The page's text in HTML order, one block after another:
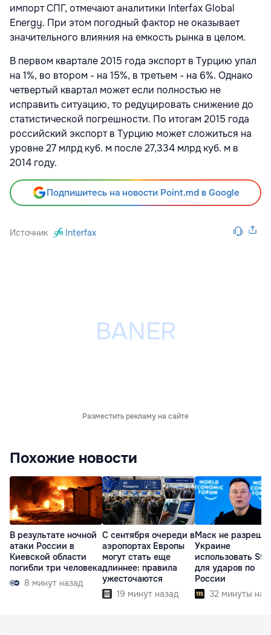
импорт СПГ, отмечают аналитики Interfax Global
Energy. При этом погодный фактор не оказывает
значительного влияния на емкость рынка в целом.
В первом квартале 2015 года экспорт в Турцию упал
на 1%, во втором - на 15%, в третьем - на 6%. Однако
четвертый квартал может если полностью не
исправить ситуацию, то редуцировать снижение до
статистической погрешности. По итогам 2015 года
российский экспорт в Турцию может сложиться на
уровне 27 млрд куб. м после 27,334 млрд куб. м в
2014 году.
Подпишитесь на новости Point.md в Google
Источник Interfax
Разместить рекламу на сайте
Похожие новости
В результате ночной
атаки России в
Киевской области
погибли три человека
8 минут назад
С сентября очереди в
аэропортах Европы
могут стать еще
длиннее: правила
ужесточаются
19 минут назад
Маск не
Украине
использовать
для ударов по
России
32 минуты